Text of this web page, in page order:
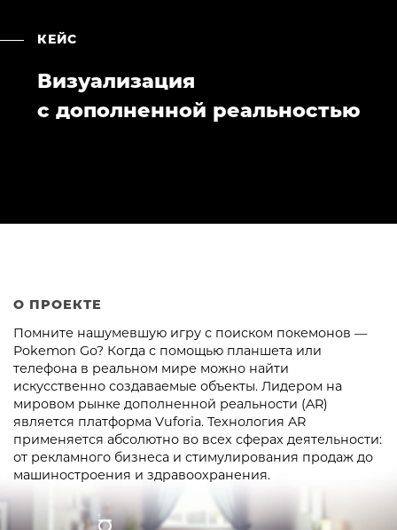
КЕЙС
Визуализация
с дополненной реальностью
О ПРОЕКТЕ
Помните нашумевшую игру с поиском покемонов —
Pokemon Go? Когда с помощью планшета или
телефона в реальном мире можно найти
искусственно создаваемые объекты. Лидером на
мировом рынке дополненной реальности (AR)
является платформа Vuforia. Технология AR
применяется абсолютно во всех сферах деятельности:
от рекламного бизнеса и стимулирования продаж до
машиностроения и здравоохранения.